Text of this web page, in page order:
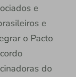
e
e
o Pacto
do